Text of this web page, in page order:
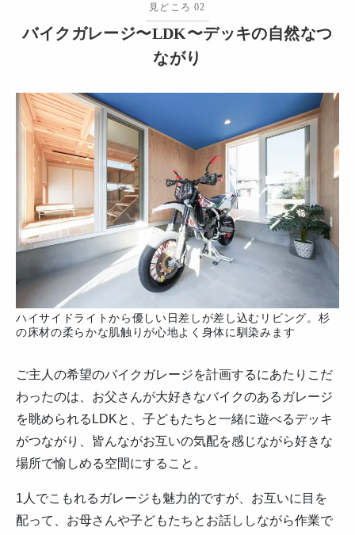
見どころ 02
バイクガレージ〜LDK〜デッキの自然なつ
ながり
ハイサイドライトから優しい日差しが差し込むリビング。杉
の床材の柔らかな肌触りが心地よく身体に馴染みます
ご主人の希望のバイクガレージを計画するにあたりこだ
わったのは、お父さんが大好きなバイクのあるガレージ
を眺められるLDKと、子どもたちと一緒に遊べるデッキ
がつながり、皆んながお互いの気配を感じながら好きな
場所で愉しめる空間にすること。
1人でこもれるガレージも魅力的ですが、お互いに目を
配って、お母さんや子どもたちとお話ししながら作業で